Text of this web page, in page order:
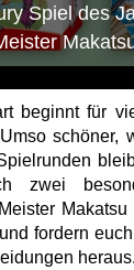
Spiel des
beginnt für
schöner,
zwei
fordern